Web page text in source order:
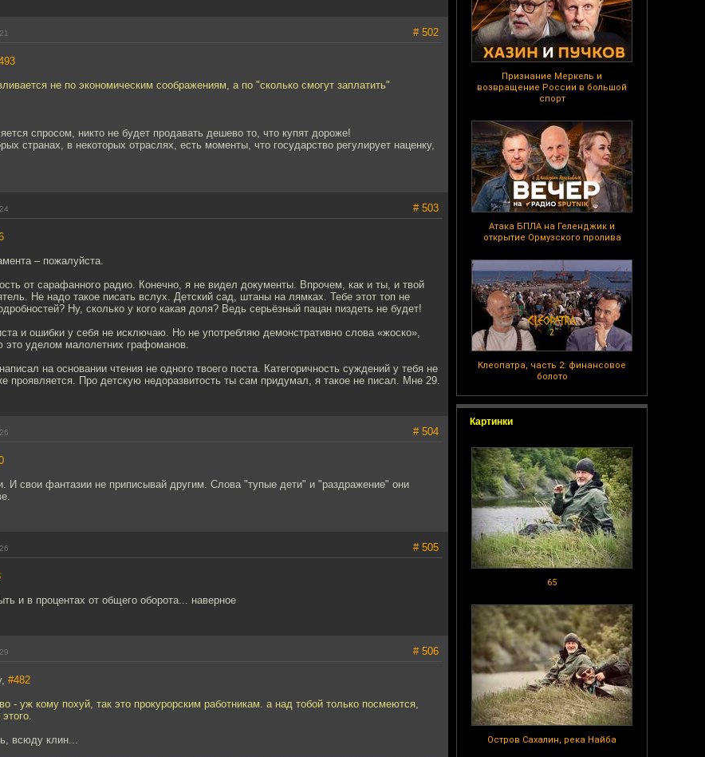
Признание Меркель и
возвращение России в большой
спорт
Атака БПЛА на Геленджик и
открытие Ормузского пролива
Клеопатра, часть 2: финансовое
болото
Картинки
65
Остров Сахалин, река Найба
# 502
не по экономическим соображениям, а по "сколько смогут заплатить"
спросом, никто не будет продавать дешево то, что купят дороже!
странах, в некоторых отраслях, есть моменты, что государство регулирует наценку,
# 503
– пожалуйста.
от сарафанного радио. Конечно, я не видел документы. Впрочем, как и ты, и твой
Не надо такое писать вслух. Детский сад, штаны на лямках. Тебе этот топ не
Ну, сколько у кого какая доля? Ведь серьёзный пацан пиздеть не будет!
и ошибки у себя не исключаю. Но не употребляю демонстративно слова «жоско»,
это уделом малолетних графоманов.
на основании чтения не одного твоего поста. Категоричность суждений у тебя не
проявляется. Про детскую недоразвитость ты сам придумал, я такое не писал. Мне 29.
# 504
И свои фантазии не приписывай другим. Слова "тупые дети" и "раздражение" они
# 505
и в процентах от общего оборота... наверное
# 506
#482
- уж кому похуй, так это прокурорским работникам. а над тобой только посмеются,
всюду клин...